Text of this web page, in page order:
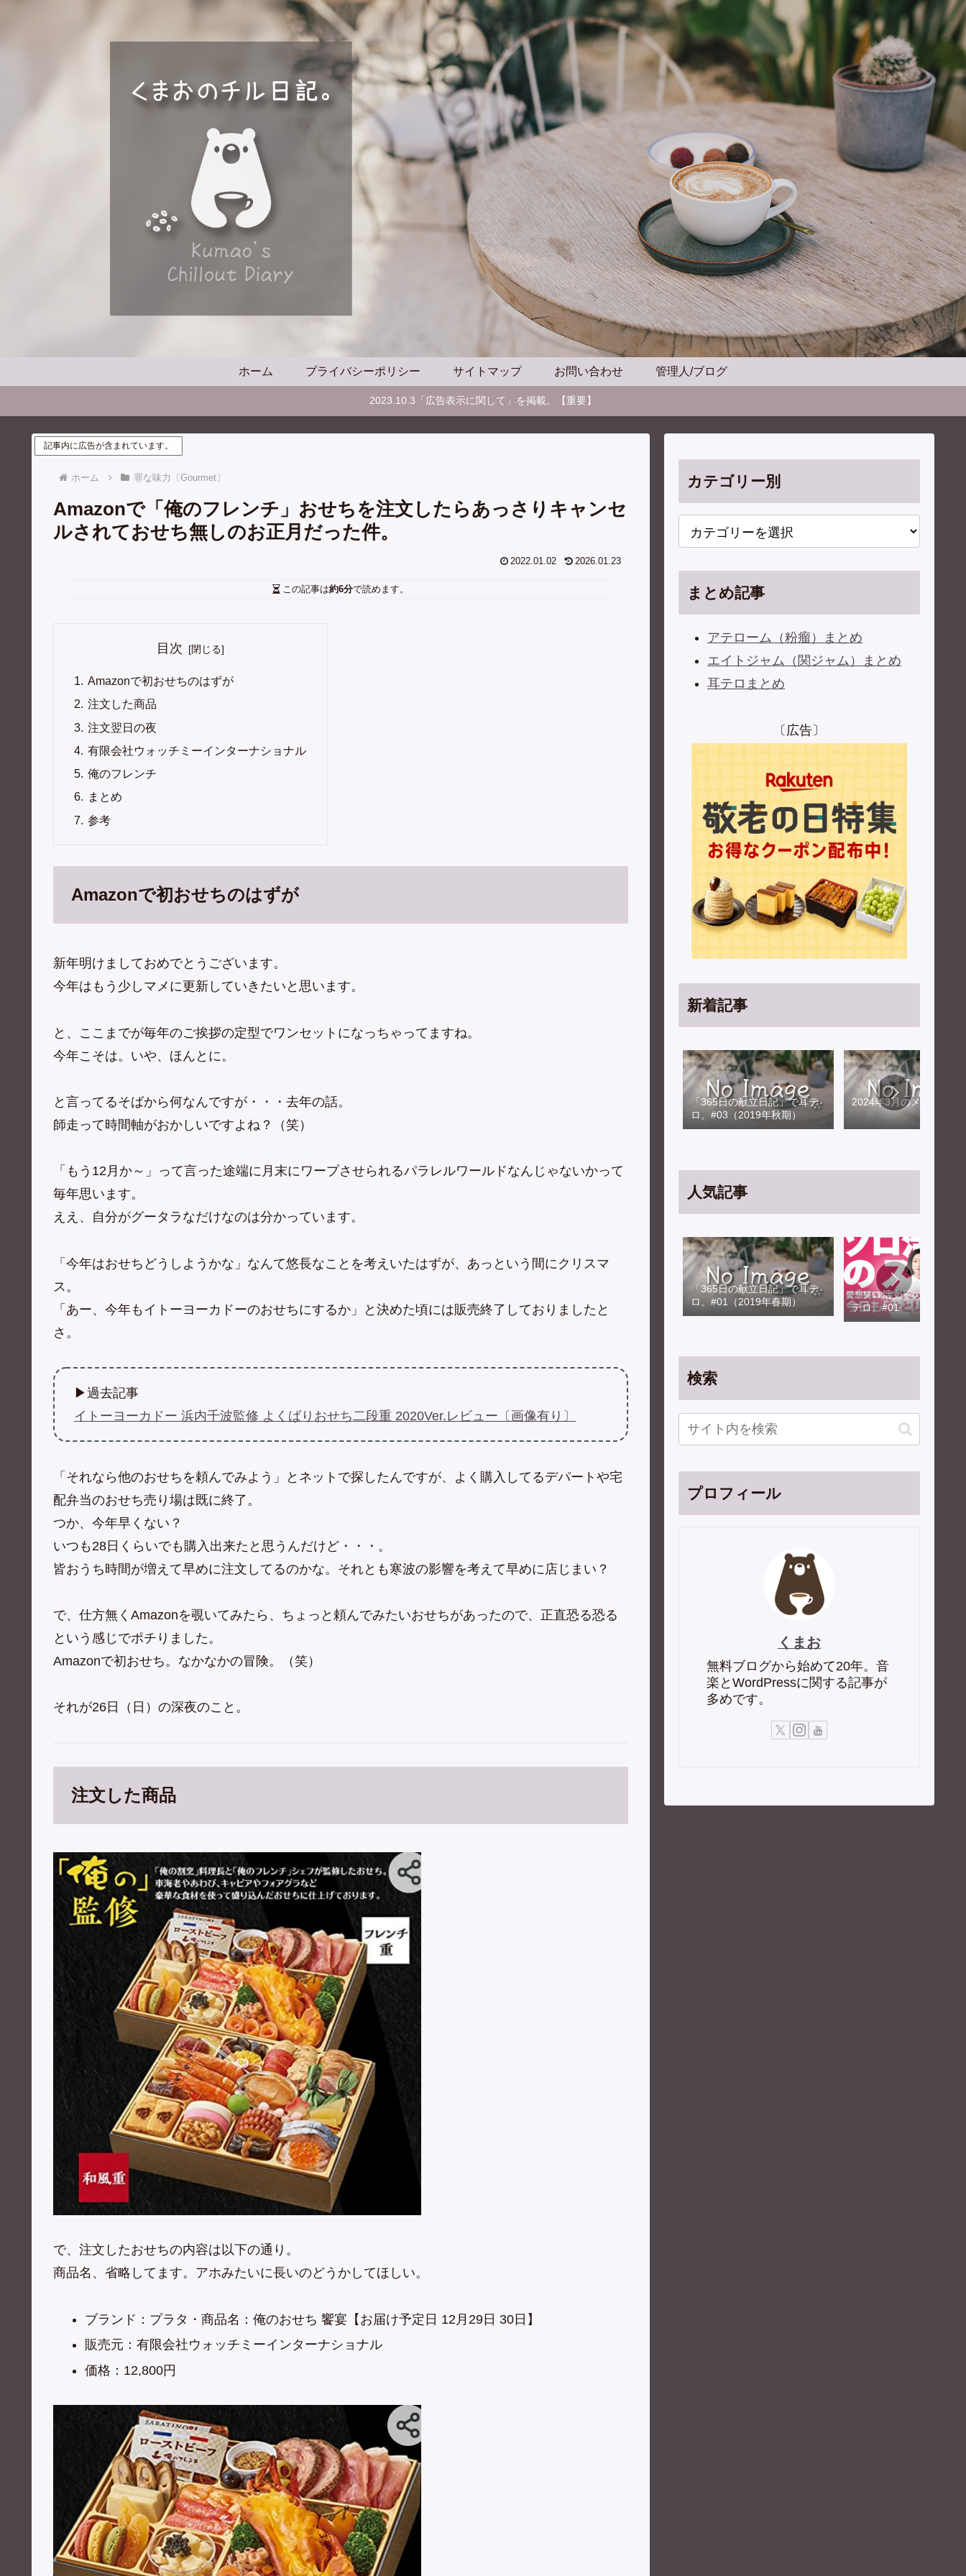
ホーム プライバシーポリシー サイトマップ お問い合わせ 管理人/ブログ
2023.10.3「広告表示に関して」を掲載。【重要】
記事内に広告が含まれています。
ホーム 罪な味力〔Gourmet〕
Amazonで「俺のフレンチ」おせちを注文したらあっさりキャンセ
ルされておせち無しのお正月だった件。
2022.01.02 2026.01.23
この記事は約6分で読めます。
目次
Amazonで初おせちのはずが
注文した商品
注文翌日の夜
有限会社ウォッチミーインターナショナル
俺のフレンチ
まとめ
参考
Amazonで初おせちのはずが
新年明けましておめでとうございます。
今年はもう少しマメに更新していきたいと思います。
と、ここまでが毎年のご挨拶の定型でワンセットになっちゃってますね。
今年こそは。いや、ほんとに。
と言ってるそばから何なんですが・・・去年の話。
師走って時間軸がおかしいですよね？（笑）
「もう12月か～」って言った途端に月末にワープさせられるパラレルワールドなんじゃないかって
毎年思います。
ええ、自分がグータラなだけなのは分かっています。
「今年はおせちどうしようかな」なんて悠長なことを考えいたはずが、あっという間にクリスマ
ス。
「あー、今年もイトーヨーカドーのおせちにするか」と決めた頃には販売終了しておりましたと
さ。
▶過去記事
イトーヨーカドー 浜内千波監修 よくばりおせち二段重 2020Ver.レビュー〔画像有り〕
「それなら他のおせちを頼んでみよう」とネットで探したんですが、よく購入してるデパートや宅
配弁当のおせち売り場は既に終了。
つか、今年早くない？
いつも28日くらいでも購入出来たと思うんだけど・・・。
皆おうち時間が増えて早めに注文してるのかな。それとも寒波の影響を考えて早めに店じまい？
で、仕方無くAmazonを覗いてみたら、ちょっと頼んでみたいおせちがあったので、正直恐る恐る
という感じでポチりました。
Amazonで初おせち。なかなかの冒険。（笑）
それが26日（日）の深夜のこと。
注文した商品
で、注文したおせちの内容は以下の通り。
商品名、省略してます。アホみたいに長いのどうかしてほしい。
ブランド：プラタ・商品名：俺のおせち 饗宴【お届け予定日 12月29日 30日】
販売元：有限会社ウォッチミーインターナショナル
価格：12,800円
カテゴリー別
まとめ記事
アテローム（粉瘤）まとめ
エイトジャム（関ジャム）まとめ
耳テロまとめ
〔広告〕
新着記事
「365日の献立日記」で耳テ
ロ。#03（2019年秋期）
2024年3月のメンテナン
人気記事
「365日の献立日記」で耳テ
ロ。#01（2019年春期）
「ソロ活女子のススメ」
テロ。#01
検索
プロフィール
くまお
無料ブログから始めて20年。音
楽とWordPressに関する記事が
多めです。